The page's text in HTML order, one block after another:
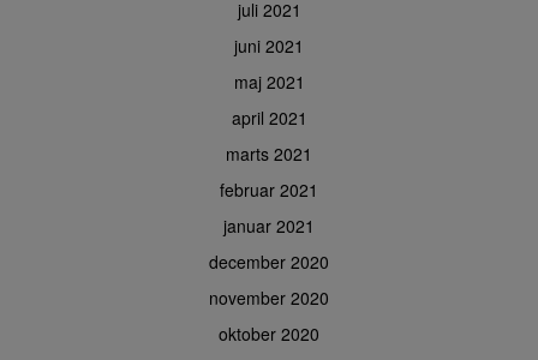
juli 2021
juni 2021
maj 2021
april 2021
marts 2021
februar 2021
januar 2021
december 2020
november 2020
oktober 2020